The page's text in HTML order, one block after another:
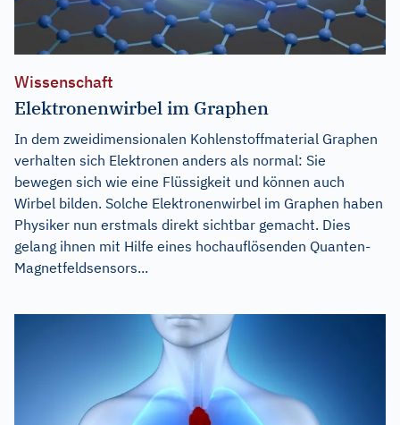
Wissenschaft
Elektronenwirbel im Graphen
In dem zweidimensionalen Kohlenstoffmaterial Graphen
verhalten sich Elektronen anders als normal: Sie
bewegen sich wie eine Flüssigkeit und können auch
Wirbel bilden. Solche Elektronenwirbel im Graphen haben
Physiker nun erstmals direkt sichtbar gemacht. Dies
gelang ihnen mit Hilfe eines hochauflösenden Quanten-
Magnetfeldsensors...